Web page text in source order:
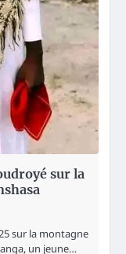
sur la
sur la montagne
un jeune…